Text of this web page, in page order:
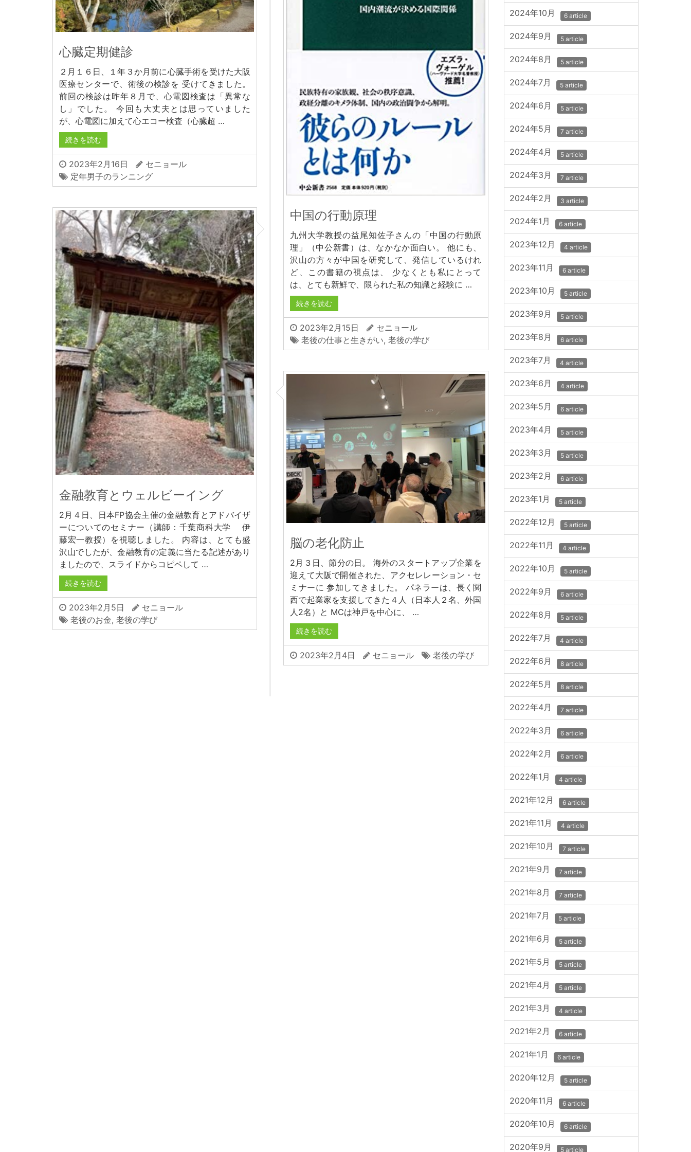
心臓定期健診
２月１６日、１年３か月前に心臓手術を受けた大阪
医療センターで、術後の検診を 受けてきました。
前回の検診は昨年８月で、心電図検査は「異常な
し」でした。 今回も大丈夫とは思っていました
が、心電図に加えて心エコー検査（心臓超 …
続きを読む
2023年2月16日
セニョール
定年男子のランニング
中国の行動原理
九州大学教授の益尾知佐子さんの「中国の行動原
理」（中公新書）は、なかなか面白い。 他にも、
沢山の方々が中国を研究して、発信しているけれ
ど、この書籍の視点は、 少なくとも私にとって
は、とても新鮮で、限られた私の知識と経験に …
続きを読む
2023年2月15日
セニョール
老後の仕事と生きがい,老後の学び
金融教育とウェルビーイング
2月４日、日本FP協会主催の金融教育とアドバイザ
ーについてのセミナー（講師：千葉商科大学 伊
藤宏一教授）を視聴しました。 内容は、とても盛
沢山でしたが、金融教育の定義に当たる記述があり
ましたので、スライドからコピペして …
続きを読む
2023年2月5日
セニョール
老後のお金, 老後の学び
脳の老化防止
2月３日、節分の日。 海外のスタートアップ企業を
迎えて大阪で開催された、アクセレレーション・セ
ミナーに 参加してきました。 パネラーは、長く関
西で起業家を支援してきた４人（日本人２名、外国
人2名）と MCは神戸を中心に、 …
続きを読む
2023年2月4日 セニョール 老後の学び
2024年10月 6 article
2024年9月 5 article
2024年8月 5 article
2024年7月 5 article
2024年6月 5 article
2024年5月 7 article
2024年4月 5 article
2024年3月 7 article
2024年2月 3 article
2024年1月 6 article
2023年12月 4 article
2023年11月 6 article
2023年10月 5 article
2023年9月 5 article
2023年8月 6 article
2023年7月 4 article
2023年6月 4 article
2023年5月 6 article
2023年4月 5 article
2023年3月 5 article
2023年2月 6 article
2023年1月 5 article
2022年12月 5 article
2022年11月 4 article
2022年10月 5 article
2022年9月 6 article
2022年8月 5 article
2022年7月 4 article
2022年6月 8 article
2022年5月 8 article
2022年4月 7 article
2022年3月 6 article
2022年2月 6 article
2022年1月 4 article
2021年12月 6 article
2021年11月 4 article
2021年10月 7 article
2021年9月 7 article
2021年8月 7 article
2021年7月 5 article
2021年6月 5 article
2021年5月 5 article
2021年4月 5 article
2021年3月 4 article
2021年2月 6 article
2021年1月 6 article
2020年12月 5 article
2020年11月 6 article
2020年10月 6 article
2020年9月 5 article